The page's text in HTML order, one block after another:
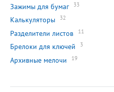
Зажимы для бумаг 33
Калькуляторы 32
Разделители листов 11
Брелоки для ключей 3
Архивные мелочи 19